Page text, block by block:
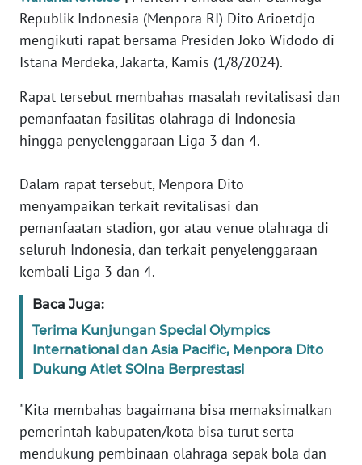
Republik Indonesia (Menpora RI) Dito Arioetdjo
mengikuti rapat bersama Presiden Joko Widodo di
Istana Merdeka, Jakarta, Kamis (1/8/2024).
Rapat tersebut membahas masalah revitalisasi dan
pemanfaatan fasilitas olahraga di Indonesia
hingga penyelenggaraan Liga 3 dan 4.
Dalam rapat tersebut, Menpora Dito
menyampaikan terkait revitalisasi dan
pemanfaatan stadion, gor atau venue olahraga di
seluruh Indonesia, dan terkait penyelenggaraan
kembali Liga 3 dan 4.
Baca Juga:
Terima Kunjungan Special Olympics
International dan Asia Pacific, Menpora Dito
Dukung Atlet SOIna Berprestasi
"Kita membahas bagaimana bisa memaksimalkan
pemerintah kabupaten/kota bisa turut serta
mendukung pembinaan olahraga sepak bola dan
Informasi
INDEKS
BERITA
KONTAK
KAMI
IKLAN
TENTANG
KAMI
PEDOMAN
MEDIA
REDAKSI